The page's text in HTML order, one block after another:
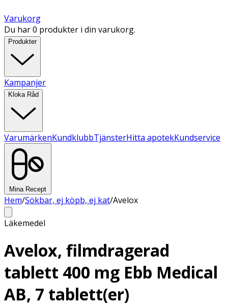
Varukorg
Du har 0 produkter i din varukorg.
Produkter
Kampanjer
Kloka Råd
VarumärkenKundklubbTjänsterHitta apotekKundservice
Mina Recept
Hem/Sökbar, ej köpb, ej kat/Avelox
Läkemedel
Avelox, filmdragerad
tablett 400 mg Ebb Medical
AB, 7 tablett(er)